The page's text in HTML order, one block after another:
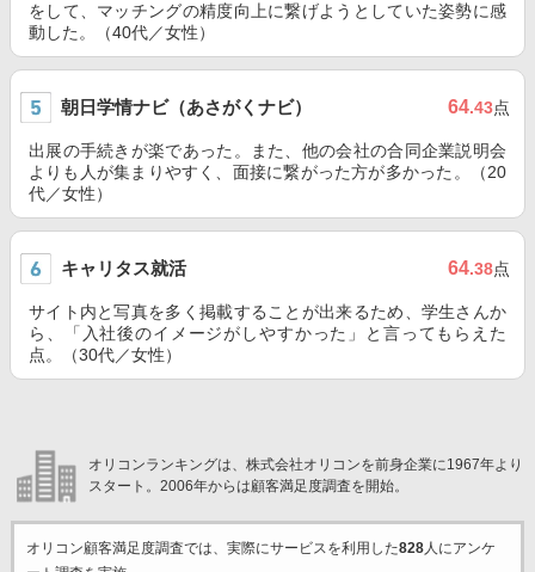
をして、マッチングの精度向上に繋げようとしていた姿勢に感
動した。（40代／女性）
朝日学情ナビ（あさがくナビ） 64.43点
出展の手続きが楽であった。また、他の会社の合同企業説明会
よりも人が集まりやすく、面接に繋がった方が多かった。（20
代／女性）
キャリタス就活 64.38点
サイト内と写真を多く掲載することが出来るため、学生さんか
ら、「入社後のイメージがしやすかった」と言ってもらえた
点。（30代／女性）
オリコンランキングは、株式会社オリコンを前身企業に1967年より
スタート。2006年からは顧客満足度調査を開始。
オリコン顧客満足度調査では、実際にサービスを利用した828人にアンケ